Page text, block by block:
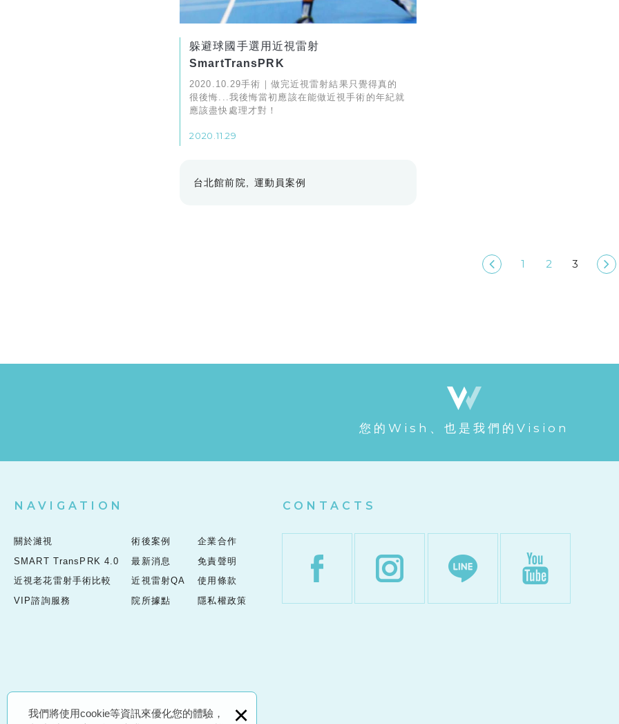
我們將使用cookie等資訊來優化您的體驗，
×
躲避球國手選用近視雷射
SmartTransPRK
2020.10.29手術｜做完近視雷射結果只覺得真的
很後悔...我後悔當初應該在能做近視手術的年紀就
應該盡快處理才對！
2020.11.29
台北館前院 運動員案例
1 2 3
您的Wish、也是我們的Vision
NAVIGATION
關於濰視
SMART TransPRK 4.0
近視老花雷射手術比較
VIP諮詢服務
術後案例
最新消息
近視雷射QA
院所據點
企業合作
免責聲明
使用條款
隱私權政策
CONTACTS